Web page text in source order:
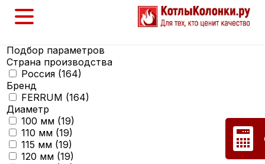
Подбор параметров
Страна производства
Россия (164)
Бренд
FERRUM (164)
Диаметр
100 мм (19)
110 мм (19)
115 мм (19)
120 мм (19)